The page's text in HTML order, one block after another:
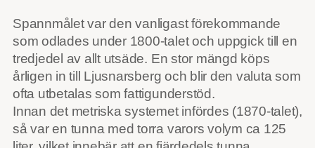
Spannmålet var den vanligast förekommande
som odlades under 1800-talet och uppgick till en
tredjedel av allt utsäde. En stor mängd köps
årligen in till Ljusnarsberg och blir den valuta som
ofta utbetalas som fattigunderstöd.
Innan det metriska systemet infördes (1870-talet),
så var en tunna med torra varors volym ca 125